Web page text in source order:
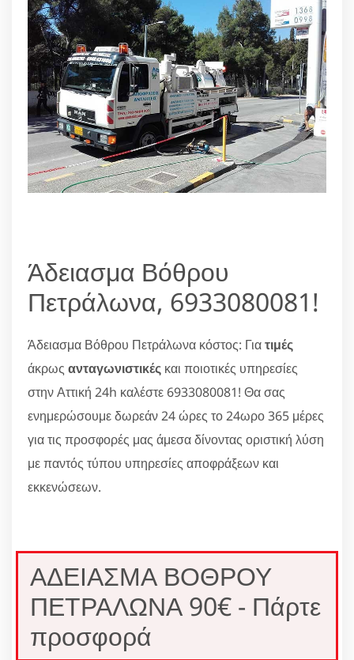
Άδειασμα Βόθρου
Πετράλωνα, 6933080081!
Άδειασμα Βόθρου Πετράλωνα κόστος: Γιατιμές
άκρως ανταγωνιστικές και ποιοτικές υπηρεσίες
στην Αττική 24h καλέστε 6933080081! Θα σας
ενημερώσουμε δωρεάν 24 ώρες το 24ωρο 365 μέρες
για τις προσφορές μας άμεσα δίνοντας οριστική λύση
με παντός τύπου υπηρεσίες αποφράξεων και
εκκενώσεων.
ΑΔΕΙΑΣΜΑ ΒΟΘΡΟΥ
ΠΕΤΡΑΛΩΝΑ 90€ - Πάρτε
προσφορά